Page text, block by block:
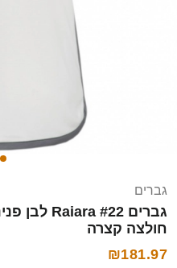
גברים
חולצה קצרה
₪181.97